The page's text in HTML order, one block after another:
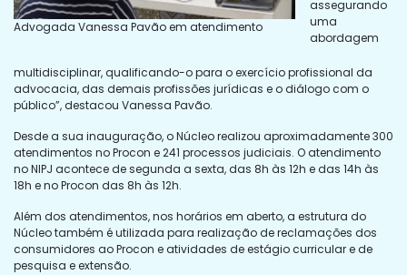
Advogada Vanessa Pavão em atendimento
assegurando
uma
abordagem
multidisciplinar, qualificando-o para o exercício profissional da
advocacia, das demais profissões jurídicas e o diálogo com o
público”, destacou Vanessa Pavão.
Desde a sua inauguração, o Núcleo realizou aproximadamente 300
atendimentos no Procon e 241 processos judiciais. O atendimento
no NIPJ acontece de segunda a sexta, das 8h às 12h e das 14h às
18h e no Procon das 8h às 12h.
Além dos atendimentos, nos horários em aberto, a estrutura do
Núcleo também é utilizada para realização de reclamações dos
consumidores ao Procon e atividades de estágio curricular e de
pesquisa e extensão.